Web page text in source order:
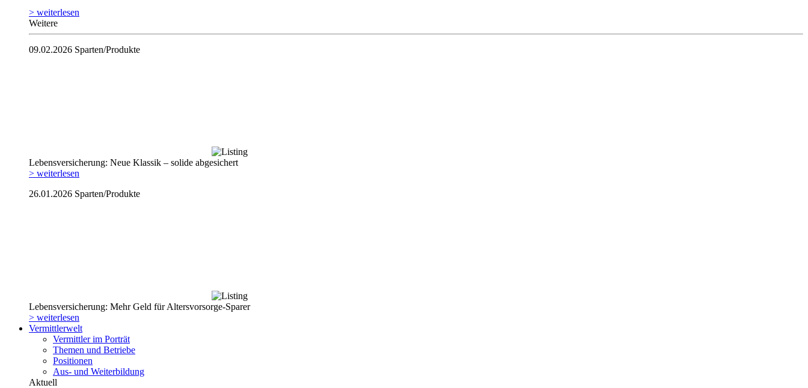
> weiterlesen
Weitere
09.02.2026 Sparten/Produkte
Lebensversicherung: Neue Klassik – solide abgesichert
> weiterlesen
26.01.2026 Sparten/Produkte
Lebensversicherung: Mehr Geld für Altersvorsorge-Sparer
> weiterlesen
Vermittlerwelt
Vermittler im Porträt
Themen und Betriebe
Positionen
Aus- und Weiterbildung
Aktuell